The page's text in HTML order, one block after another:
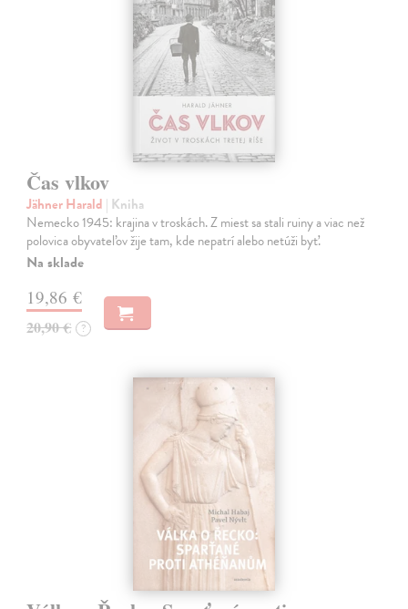
Čas vlkov
Jähner Harald | Kniha
Nemecko 1945: krajina v troskách. Z miest sa stali ruiny a viac než
polovica obyvateľov žije tam, kde nepatrí alebo netúži byť.
Na sklade
19,86 €
20,90 € ?